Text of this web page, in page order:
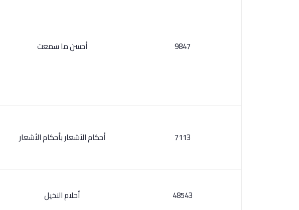
9847 أحسن ما سمعت
7113 أحكام الآشعار بأحكام الأشعار
48543 أحلام النخيل